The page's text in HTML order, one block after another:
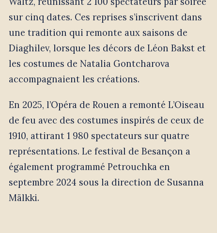
sur cinq dates. Ces reprises s’inscrivent dans
une tradition qui remonte aux saisons de
Diaghilev, lorsque les décors de Léon Bakst et
les costumes de Natalia Gontcharova
accompagnaient les créations.
En 2025, l’Opéra de Rouen a remonté L’Oiseau
de feu avec des costumes inspirés de ceux de
1910, attirant 1 980 spectateurs sur quatre
représentations. Le festival de Besançon a
également programmé Petrouchka en
septembre 2024 sous la direction de Susanna
Mälkki.